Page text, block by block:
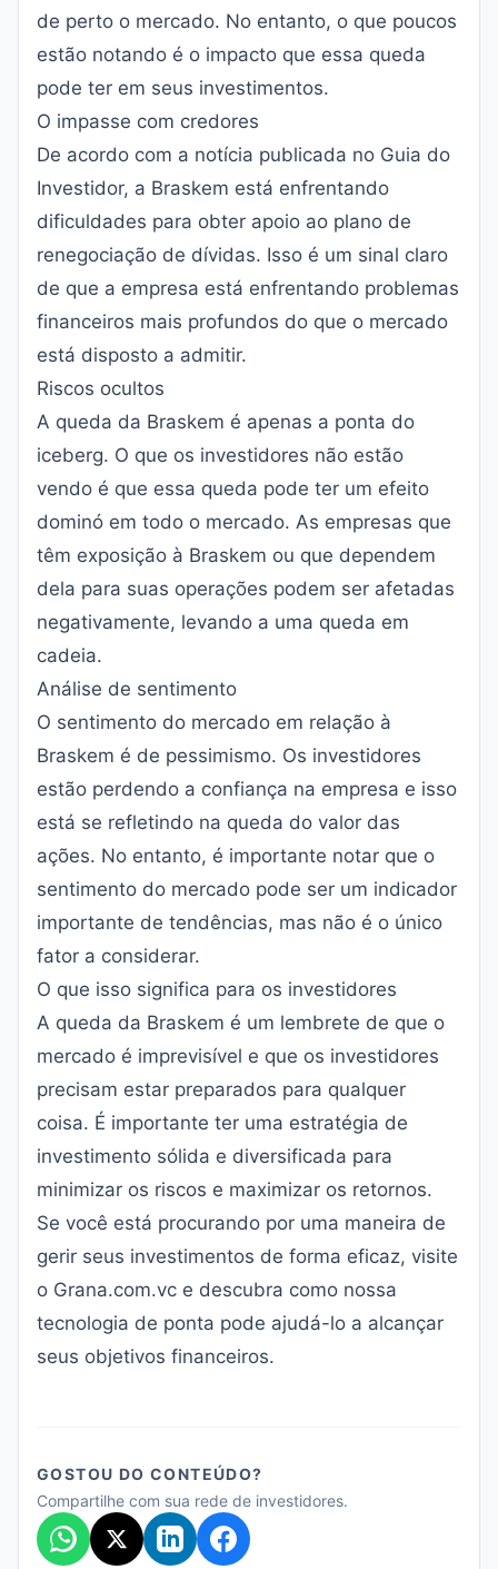
de perto o mercado. No entanto, o que poucos
estão notando é o impacto que essa queda
pode ter em seus investimentos.
O impasse com credores
De acordo com a notícia publicada no Guia do
Investidor, a Braskem está enfrentando
dificuldades para obter apoio ao plano de
renegociação de dívidas. Isso é um sinal claro
de que a empresa está enfrentando problemas
financeiros mais profundos do que o mercado
está disposto a admitir.
Riscos ocultos
A queda da Braskem é apenas a ponta do
iceberg. O que os investidores não estão
vendo é que essa queda pode ter um efeito
dominó em todo o mercado. As empresas que
têm exposição à Braskem ou que dependem
dela para suas operações podem ser afetadas
negativamente, levando a uma queda em
cadeia.
Análise de sentimento
O sentimento do mercado em relação à
Braskem é de pessimismo. Os investidores
estão perdendo a confiança na empresa e isso
está se refletindo na queda do valor das
ações. No entanto, é importante notar que o
sentimento do mercado pode ser um indicador
importante de tendências, mas não é o único
fator a considerar.
O que isso significa para os investidores
A queda da Braskem é um lembrete de que o
mercado é imprevisível e que os investidores
precisam estar preparados para qualquer
coisa. É importante ter uma estratégia de
investimento sólida e diversificada para
minimizar os riscos e maximizar os retornos.
Se você está procurando por uma maneira de
gerir seus investimentos de forma eficaz, visite
o Grana.com.vc e descubra como nossa
tecnologia de ponta pode ajudá-lo a alcançar
seus objetivos financeiros.
GOSTOU DO CONTEÚDO?
Compartilhe com sua rede de investidores.